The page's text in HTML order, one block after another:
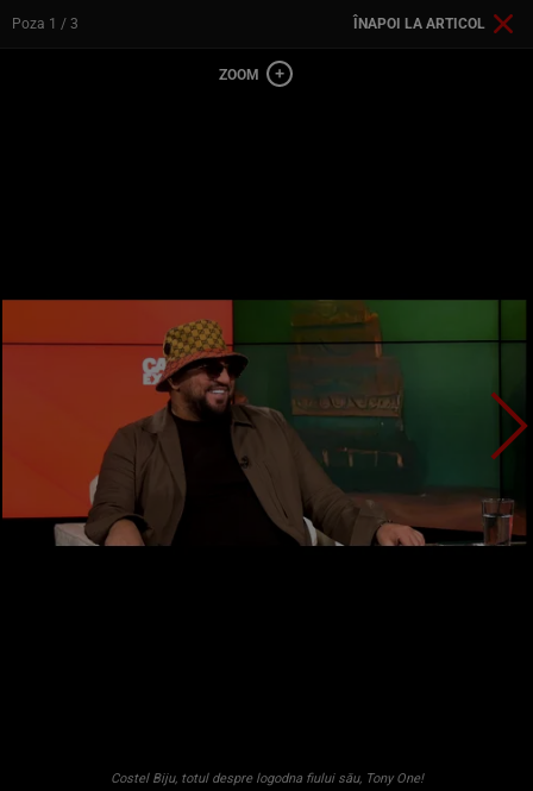
Poza 1 / 3 ÎNAPOI LA ARTICOL
Costel Biju, totul despre logodna fiului său, Tony One!